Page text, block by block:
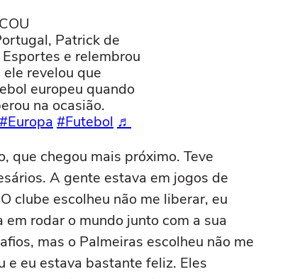
Patrick de
e relembrou
revelou que
europeu quando
na ocasião.
#Europa #Futebol ♬
que chegou mais próximo. Teve
A gente estava em jogos de
clube escolheu não me liberar, eu
rodar o mundo junto com a sua
mas o Palmeiras escolheu não me
e eu estava bastante feliz. Eles